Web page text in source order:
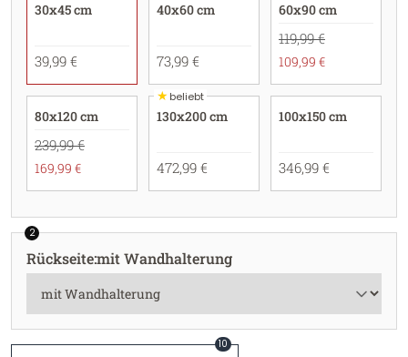
30x45 cm
39,99 €
40x60 cm
73,99 €
60x90 cm
119,99 €
109,99 €
80x120 cm
239,99 €
169,99 €
★beliebt
130x200 cm
472,99 €
100x150 cm
346,99 €
2
Rückseite:mit Wandhalterung
10